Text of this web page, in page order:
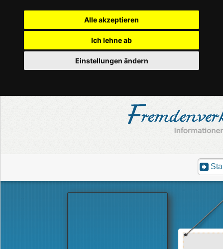
Alle akzeptieren
Ich lehne ab
Einstellungen ändern